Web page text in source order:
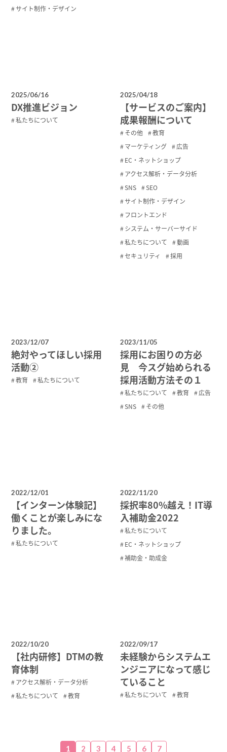
サイト制作・デザイン
2025/06/16
DX推進ビジョン
私たちについて
2025/04/18
【サービスのご案内】
成果報酬について
その他
教育
マーケティング
広告
EC・ネットショップ
アクセス解析・データ分析
SNS
SEO
サイト制作・デザイン
フロントエンド
システム・サーバーサイド
私たちについて
動画
セキュリティ
採用
2023/12/07
絶対やってほしい採用
活動②
教育 私たちについて
2023/11/05
採用にお困りの方必
見 今スグ始められる
採用活動方法その１
私たちについて 教育
広告
SNS
その他
2022/12/01
【インターン体験記】
働くことが楽しみにな
りました。
私たちについて
2022/11/20
採択率80%越え！IT導
入補助金2022
私たちについて
EC・ネットショップ
補助金・助成金
2022/10/20
【社内研修】DTMの教
育体制
アクセス解析・データ分析
私たちについて
教育
2022/09/17
未経験からシステムエ
ンジニアになって感じ
ていること
私たちについて 教育
1 2 3 4 5 6 7